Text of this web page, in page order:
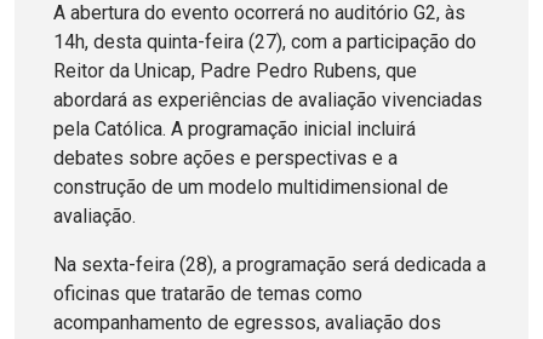
A abertura do evento ocorrerá no auditório G2, às
14h, desta quinta-feira (27), com a participação do
Reitor da Unicap, Padre Pedro Rubens, que
abordará as experiências de avaliação vivenciadas
pela Católica. A programação inicial incluirá
debates sobre ações e perspectivas e a
construção de um modelo multidimensional de
avaliação.
Na sexta-feira (28), a programação será dedicada a
oficinas que tratarão de temas como
acompanhamento de egressos, avaliação dos